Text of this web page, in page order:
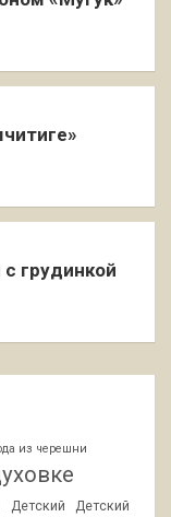
грудинкой
из черешни
Детский
Детский